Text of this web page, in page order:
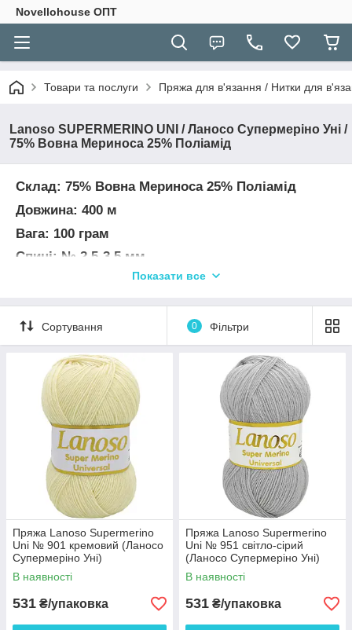
Novellohouse ОПТ
Товари та послуги Пряжа для в'язання / Нитки для
Lanoso SUPERMERINO UNI / Ланосо Супермеріно Уні /
75% Вовна Мериноса 25% Поліамід
Склад: 75% Вовна Мериноса 25% Поліамід
Довжина: 400 м
Вага: 100 грам
Спиці: № 2,5-3,5 мм
УВАГА! Колір і відтінок на зображенні можуть
відрізнятися від фактичного кольору і відтінку
пряжі з-за індивідуальних налаштувань вашого
монітора і в залежності від партії.
Показати все
Сортування 0 Фільтри
Пряжа Lanoso Supermerino
Uni № 901 кремовий (Ланосо
Супермеріно Уні)
В наявності
531 ₴/упаковка
Пряжа Lanoso Supermerino
Uni № 951 світло-сірий
(Ланосо Супермеріно Уні)
В наявності
531 ₴/упаковка